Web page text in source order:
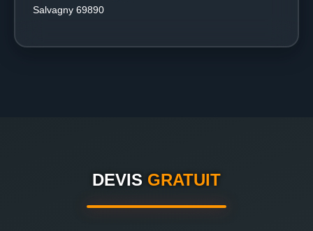
Salvagny 69890
DEVIS GRATUIT